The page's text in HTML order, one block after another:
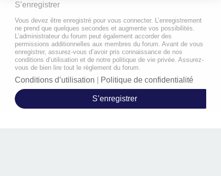
S’enregistrer
Vous devez être enregistré pour vous connecter. L’enregistrement
ne prend que quelques secondes et augmente vos possibilités.
L’administrateur du forum peut également accorder des
permissions additionnelles aux membres du forum. Avant de vous
enregistrer, assurez-vous d’avoir pris connaissance de nos
conditions d’utilisation et de notre politique de vie privée. Assurez-
vous de bien lire tout le règlement du forum.
Conditions d’utilisation Politique de confidentialité
S’enregistrer